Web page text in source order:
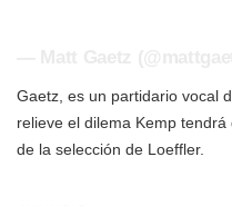
Gaetz, es un partidario vocal
relieve el dilema Kemp
de la selección de Loeffler.